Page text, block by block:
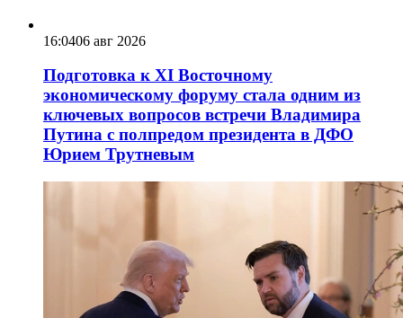
16:0406 авг 2026
Подготовка к XI Восточному
экономическому форуму стала одним из
ключевых вопросов встречи Владимира
Путина с полпредом президента в ДФО
Юрием Трутневым